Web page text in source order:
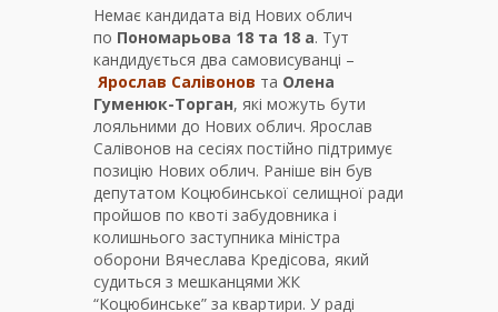
Немає кандидата від Нових облич
по Пономарьова 18 та 18 а. Тут
кандидується два самовисуванці –
Ярослав Салівонов та Олена
Гуменюк-Торган, які можуть бути
лояльними до Нових облич. Ярослав
Салівонов на сесіях постійно підтримує
позицію Нових облич. Раніше він був
депутатом Коцюбинської селищної ради
пройшов по квоті забудовника і
колишнього заступника міністра
оборони Вячеслава Кредісова, який
судиться з мешканцями ЖК
“Коцюбинське” за квартири. У раді